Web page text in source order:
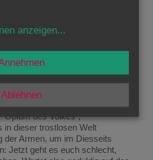
unbeschreibliches, großes Glück.
er sagt nicht, dass es leicht
ist. Er sagt: “Euer Lohn im
die Seligkeit ist uns verheißen,
haben diesem Trost den
des Volkes”,
in dieser trostlosen Welt
der Armen, um im Diesseits
Jetzt geht es euch schlecht,
anzeigen...
Ablehnen